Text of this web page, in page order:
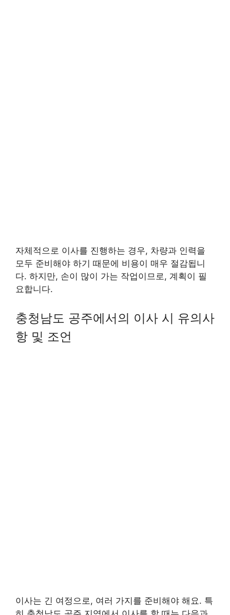
자체적으로 이사를 진행하는 경우, 차량과 인력을
모두 준비해야 하기 때문에 비용이 매우 절감됩니
다. 하지만, 손이 많이 가는 작업이므로, 계획이 필
요합니다.
충청남도 공주에서의 이사 시 유의사
항 및 조언
이사는 긴 여정으로, 여러 가지를 준비해야 해요. 특